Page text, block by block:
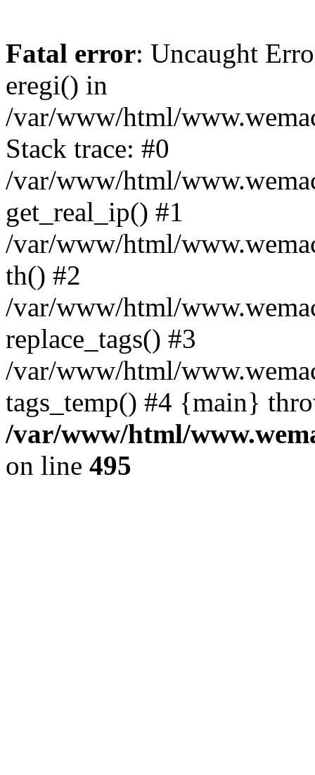
Fatal error: Uncaught
eregi() in
/var/www/html/
Stack trace: #0
/var/www/html/
get_real_ip() #1
/var/www/html/
th() #2
/var/www/html/
replace_tags() #3
/var/www/html/
tags_temp() #4 {main}
/var/www/html/
on line 495